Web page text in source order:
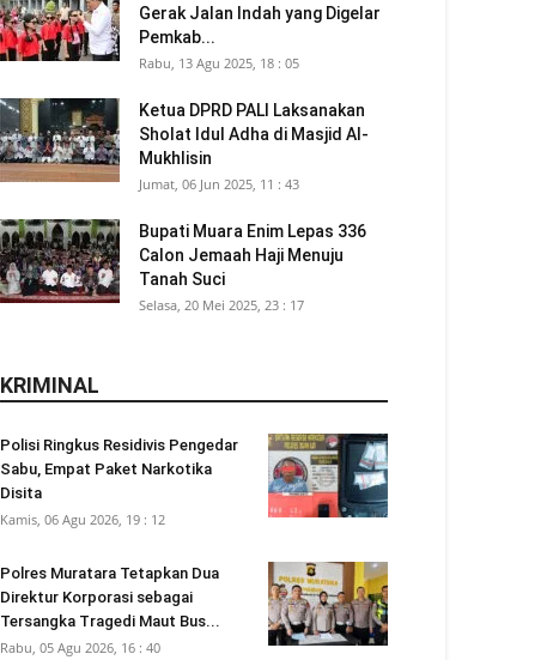
Gerak Jalan Indah yang Digelar
Pemkab...
Rabu, 13 Agu 2025, 18 : 05
Ketua DPRD PALI Laksanakan
Sholat Idul Adha di Masjid Al-
Mukhlisin
Jumat, 06 Jun 2025, 11 : 43
Bupati Muara Enim Lepas 336
Calon Jemaah Haji Menuju
Tanah Suci
Selasa, 20 Mei 2025, 23 : 17
KRIMINAL
Polisi Ringkus Residivis Pengedar
Sabu, Empat Paket Narkotika
Disita
Kamis, 06 Agu 2026, 19 : 12
Polres Muratara Tetapkan Dua
Direktur Korporasi sebagai
Tersangka Tragedi Maut Bus...
Rabu, 05 Agu 2026, 16 : 40